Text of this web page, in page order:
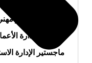
أفضل ماجستير مهني
ماجستير إدارة
ماجستير الإدارة